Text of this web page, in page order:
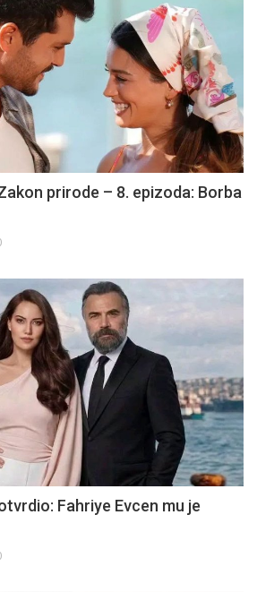
prirode – 8. epizoda: Borba
Fahriye Evcen mu je